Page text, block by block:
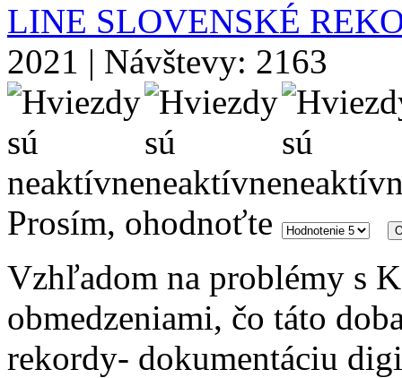
LINE SLOVENSKÉ
2021 | Návštevy: 2163
Prosím, ohodnoťte
Vzhľadom na problémy s
obmedzeniami, čo táto
rekordy- dokumentáciu